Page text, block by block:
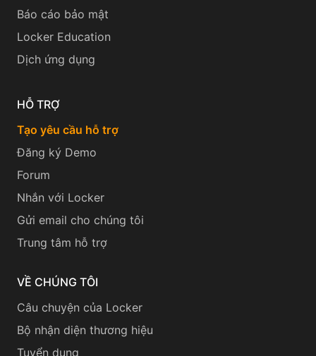
Báo cáo bảo mật
Locker Education
Dịch ứng dụng
HỖ TRỢ
Tạo yêu cầu hỗ trợ
Đăng ký Demo
Forum
Nhắn với Locker
Gửi email cho chúng tôi
Trung tâm hỗ trợ
VỀ CHÚNG TÔI
Câu chuyện của Locker
Bộ nhận diện thương hiệu
Tuyển dụng